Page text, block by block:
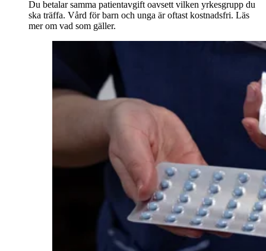
Du betalar samma patientavgift oavsett vilken yrkesgrupp du
ska träffa. Vård för barn och unga är oftast kostnadsfri. Läs
mer om vad som gäller.